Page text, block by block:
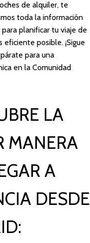
de alquiler, te
toda la información
planificar tu viaje de
eficiente posible. ¡Sigue
para una
en la Comunidad
LA
MANERA
A
DESDE